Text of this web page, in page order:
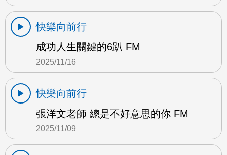
快樂向前行
成功人生關鍵的6趴 FM
2025/11/16
快樂向前行
張洋文老師 總是不好意思的你 FM
2025/11/09